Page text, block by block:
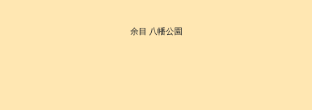
余目 八幡公園